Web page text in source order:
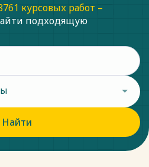
курсовых работ –
подходящую
Найти